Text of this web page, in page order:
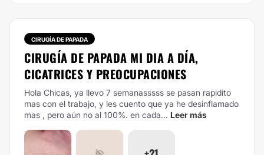
CIRUGÍA DE PAPADA
CIRUGÍA DE PAPADA MI DIA A DÍA,
CICATRICES Y PREOCUPACIONES
Hola Chicas, ya llevo 7 semanasssss se pasan rapidito
mas con el trabajo, y les cuento que ya he desinflamado
mas , pero aún no al 100%. en cada... Leer más